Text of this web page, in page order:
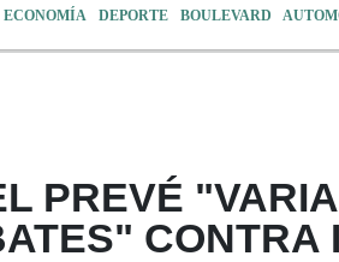
ECONOMÍA DEPORTE BOULEVARD
PREVÉ
CONTRA